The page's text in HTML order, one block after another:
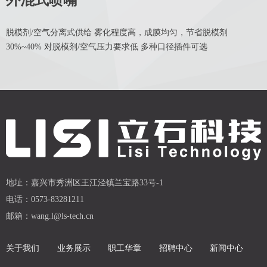
脱模剂/空气分离式供给 雾化程度高，成膜均匀，节省脱模剂
30%~40% 对脱模剂/空气压力要求低 多种口径插件可选
地址： 嘉兴市秀洲区王江泾镇兰宝路33号-1
电话： 0573-83281211
邮箱： wang.l@ls-tech.cn
关于我们 业务展示 职工华章 招聘中心 新闻中心